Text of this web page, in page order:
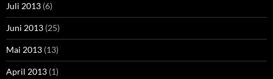
Juli 2013 (6)
Juni 2013 (25)
Mai 2013 (13)
April 2013 (1)